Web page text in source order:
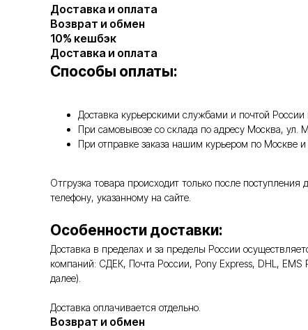
Доставка и оплата
Возврат и обмен
10% кешбэк
Доставка и оплата
Способы оплаты:
Доставка курьерскими службами и почтой России
При самовывозе со склада по адресу Москва,
При отправке заказа нашим курьером по Москве
Отгрузка товара происходит только после
телефону, указанному на сайте.
Особенности доставки:
Доставка в пределах и за пределы России
компаний: СДЕК, Почта России, Pony Express, DHL,
далее).
Доставка оплачивается отдельно.
Возврат и обмен